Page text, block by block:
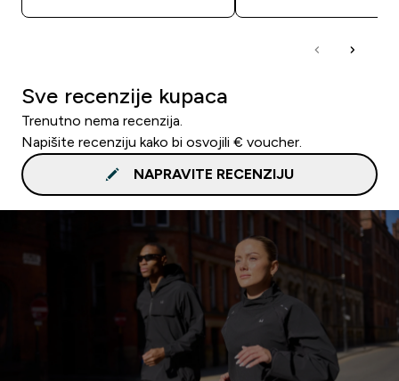
Sve recenzije kupaca
Trenutno nema recenzija.
Napišite recenziju kako bi osvojili € voucher.
NAPRAVITE RECENZIJU